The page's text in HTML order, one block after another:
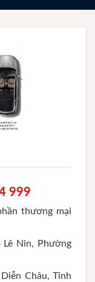
999
thương mại
Nin, Phường
Châu, Tỉnh